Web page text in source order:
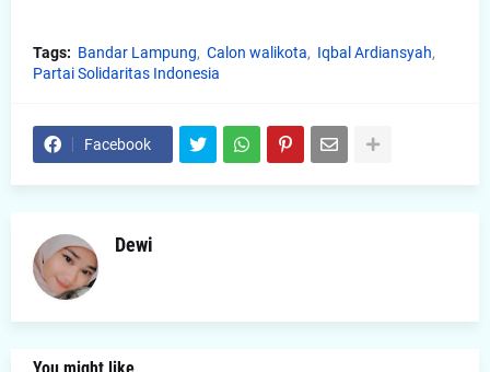
Tags: Bandar Lampung Calon walikota
Iqbal Ardiansyah
Partai Solidaritas Indonesia
Facebook
Dewi